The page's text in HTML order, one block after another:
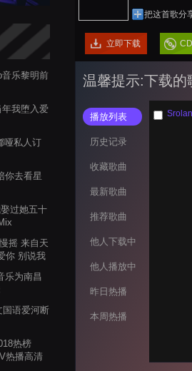
音乐黎明前
我堕入爱
哑私人订
你去看星
过她五十
摇 来自天
你 别说我
乐为南昌
国语爱河断
热榜
热播高清
把这首歌分
立即下载
温馨提示:下载的
播放列表
历史记录
收藏歌曲
最新歌曲
推荐歌曲
他人下载中
他人播放中
昨日热播
本周热播